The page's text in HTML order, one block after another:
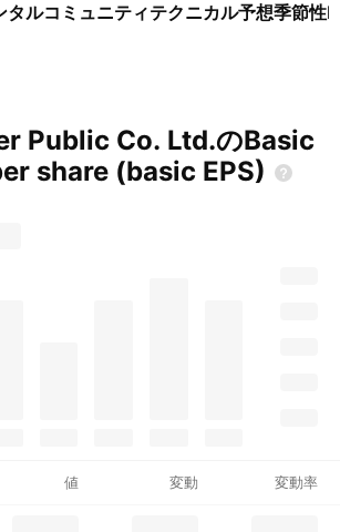
タルコミュニティテクニカル予想季節性
Public Co. Ltd.のBasic
share (basic EPS)
値 変動 変動率